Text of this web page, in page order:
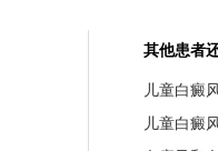
其他患者
儿童白癜
儿童白癜